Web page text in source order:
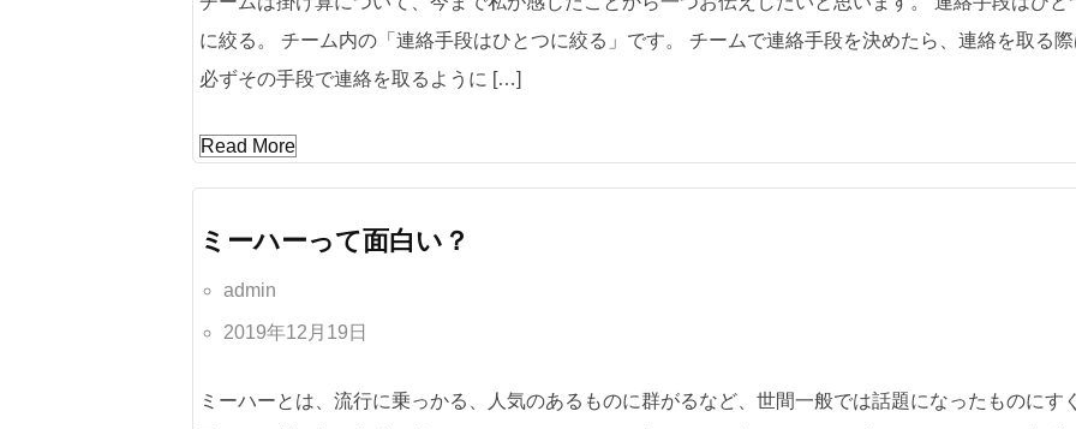
に絞る。 チーム内の「連絡手段はひとつに絞る」です。 チームで連絡手段を決めたら、連絡を取る
必ずその手段で連絡を取るように […]
Read More
ミーハーって面白い？
admin
2019年12月19日
ミーハーとは、流行に乗っかる、人気のあるものに群がるなど、世間一般では話題になったものにす